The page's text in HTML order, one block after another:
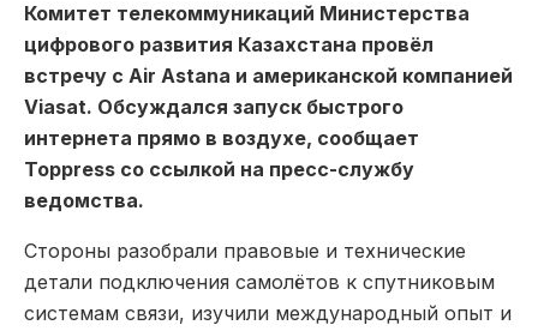
Комитет телекоммуникаций Министерства
цифрового развития Казахстана провёл
встречу с Air Astana и американской компанией
Viasat. Обсуждался запуск быстрого
интернета прямо в воздухе, сообщает
Toppress со ссылкой на пресс-службу
ведомства.
Стороны разобрали правовые и технические
детали подключения самолётов к спутниковым
системам связи, изучили международный опыт и